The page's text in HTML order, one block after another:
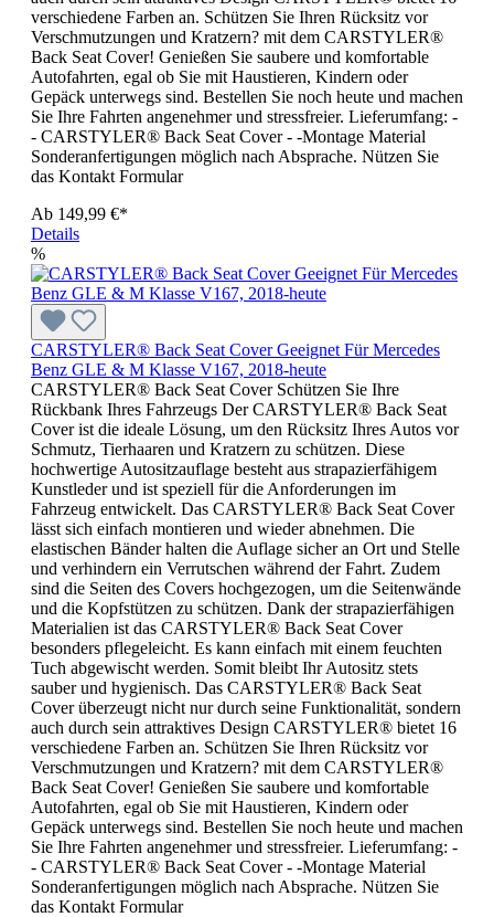
verschiedene Farben an. Schützen Sie Ihren Rücksitz vor
Verschmutzungen und Kratzern? mit dem CARSTYLER®
Back Seat Cover! Genießen Sie saubere und komfortable
Autofahrten, egal ob Sie mit Haustieren, Kindern oder
Gepäck unterwegs sind. Bestellen Sie noch heute und machen
Sie Ihre Fahrten angenehmer und stressfreier. Lieferumfang: -
- CARSTYLER® Back Seat Cover - -Montage Material
Sonderanfertigungen möglich nach Absprache. Nützen Sie
das Kontakt Formular
Ab 149,99 €*
Details
%
CARSTYLER® Back Seat Cover Geeignet Für Mercedes
Benz GLE & M Klasse V167, 2018-heute
CARSTYLER® Back Seat Cover Schützen Sie Ihre
Rückbank Ihres Fahrzeugs Der CARSTYLER® Back Seat
Cover ist die ideale Lösung, um den Rücksitz Ihres Autos vor
Schmutz, Tierhaaren und Kratzern zu schützen. Diese
hochwertige Autositzauflage besteht aus strapazierfähigem
Kunstleder und ist speziell für die Anforderungen im
Fahrzeug entwickelt. Das CARSTYLER® Back Seat Cover
lässt sich einfach montieren und wieder abnehmen. Die
elastischen Bänder halten die Auflage sicher an Ort und Stelle
und verhindern ein Verrutschen während der Fahrt. Zudem
sind die Seiten des Covers hochgezogen, um die Seitenwände
und die Kopfstützen zu schützen. Dank der strapazierfähigen
Materialien ist das CARSTYLER® Back Seat Cover
besonders pflegeleicht. Es kann einfach mit einem feuchten
Tuch abgewischt werden. Somit bleibt Ihr Autositz stets
sauber und hygienisch. Das CARSTYLER® Back Seat
Cover überzeugt nicht nur durch seine Funktionalität, sondern
auch durch sein attraktives Design CARSTYLER® bietet 16
verschiedene Farben an. Schützen Sie Ihren Rücksitz vor
Verschmutzungen und Kratzern? mit dem CARSTYLER®
Back Seat Cover! Genießen Sie saubere und komfortable
Autofahrten, egal ob Sie mit Haustieren, Kindern oder
Gepäck unterwegs sind. Bestellen Sie noch heute und machen
Sie Ihre Fahrten angenehmer und stressfreier. Lieferumfang: -
- CARSTYLER® Back Seat Cover - -Montage Material
Sonderanfertigungen möglich nach Absprache. Nützen Sie
das Kontakt Formular